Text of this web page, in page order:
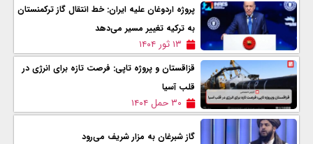
پروژه اردوغان علیه ایران: خط انتقال گاز ترکمنستان
به ترکیه تغییر مسیر می‌دهد
۱۳ ثور ۱۴۰۴
قزاقستان و پروژه تاپی: فرصت تازه برای انرژی در
قلب آسیا
۳۰ حمل ۱۴۰۴
گاز شبرغان به مزار شریف می‌رود